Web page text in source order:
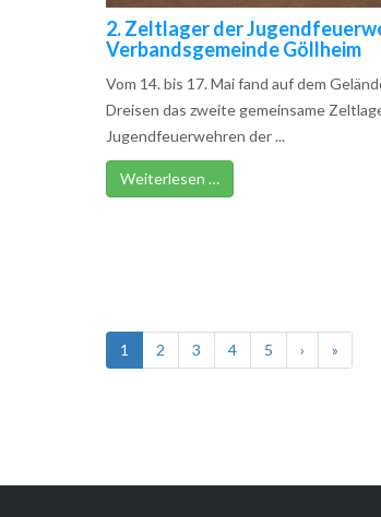
2. Zeltlager der
Verbandsgemeinde Göllheim
Vom 14. bis 17. Mai fand auf dem
Dreisen das zweite gemeinsame
Jugendfeuerwehren der ...
Weiterlesen …
1 2 3 4 5 › »